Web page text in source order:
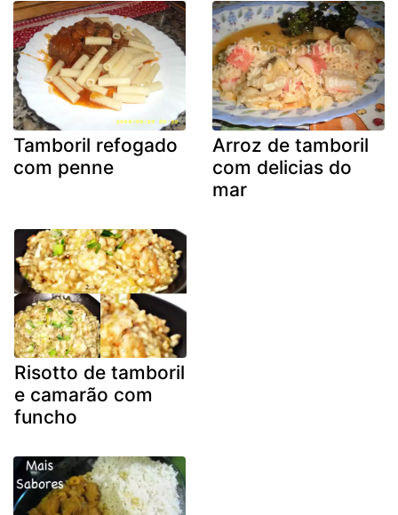
Tamboril refogado
com penne
Arroz de tamboril
com delicias do
mar
Risotto de tamboril
e camarão com
funcho